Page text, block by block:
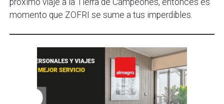
momento que ZOFRI se sume a tus imperdibles.